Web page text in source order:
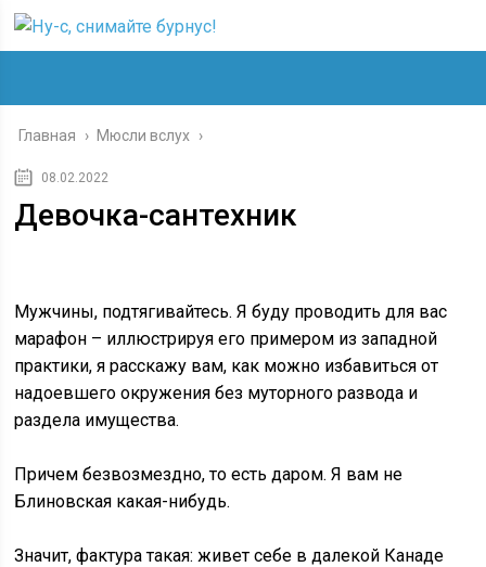
Главная › Мюсли вслух ›
08.02.2022
Девочка-сантехник
Мужчины, подтягивайтесь. Я буду проводить для вас
марафон – иллюстрируя его примером из западной
практики, я расскажу вам, как можно избавиться от
надоевшего окружения без муторного развода и
раздела имущества.
Причем безвозмездно, то есть даром. Я вам не
Блиновская какая-нибудь.
Значит, фактура такая: живет себе в далекой Канаде